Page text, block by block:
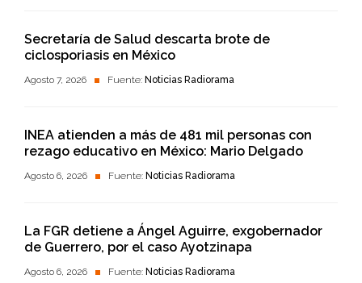
Secretaría de Salud descarta brote de
ciclosporiasis en México
Agosto 7, 2026 Fuente: Noticias Radiorama
INEA atienden a más de 481 mil personas con
rezago educativo en México: Mario Delgado
Agosto 6, 2026 Fuente: Noticias Radiorama
La FGR detiene a Ángel Aguirre, exgobernador
de Guerrero, por el caso Ayotzinapa
Agosto 6, 2026 Fuente: Noticias Radiorama